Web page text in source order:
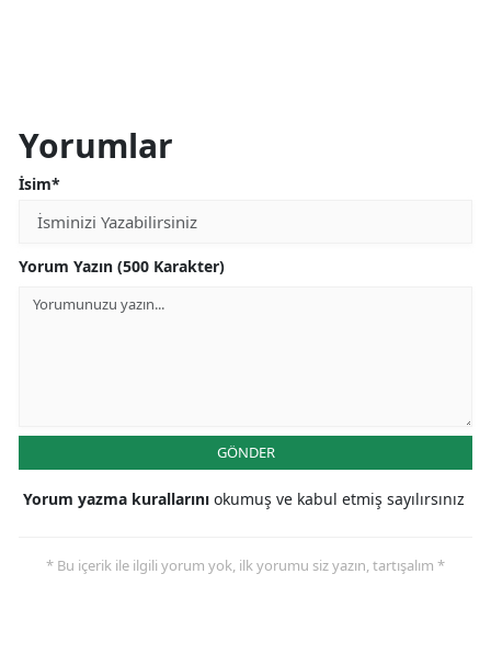
Yorumlar
İsim*
Yorum Yazın (500 Karakter)
GÖNDER
Yorum yazma kurallarını okumuş ve kabul etmiş sayılırsınız
* Bu içerik ile ilgili yorum yok, ilk yorumu siz yazın, tartışalım *